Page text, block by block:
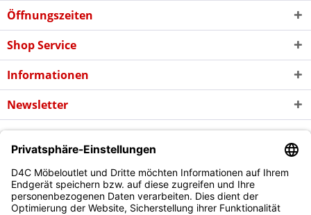
Öffnungszeiten
Shop Service
Informationen
Newsletter
* Alle Preise inkl. gesetzl. Mehrwertsteuer zzgl. evtl.
und
ggf. Nachnahmegebühren, wenn nicht anders beschrieben
Copyright © d4c Möbel Outlet - Alle Rechte vorbehalten